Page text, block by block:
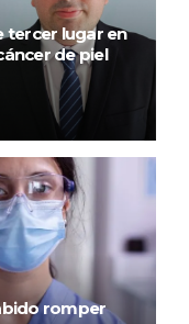
tercer lugar en
de piel
romper